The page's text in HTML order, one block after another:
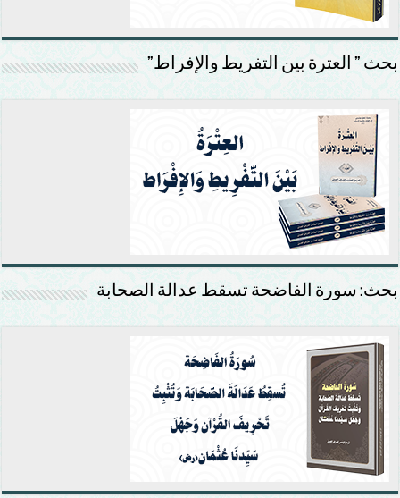
بحث ” العترة بين التفريط والإفراط”
بحث: سورة الفاضحة تسقط عدالة الصحابة